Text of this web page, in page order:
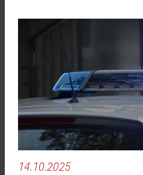
14.10.2025